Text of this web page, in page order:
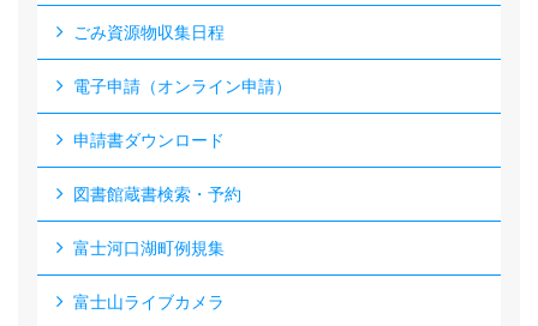
ごみ資源物収集日程
電子申請（オンライン申請）
申請書ダウンロード
図書館蔵書検索・予約
富士河口湖町例規集
富士山ライブカメラ